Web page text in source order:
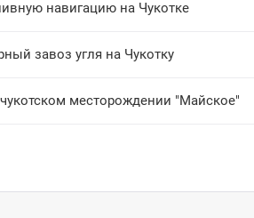
навигацию на Чукотке
завоз угля на Чукотку
месторождении "Майское"